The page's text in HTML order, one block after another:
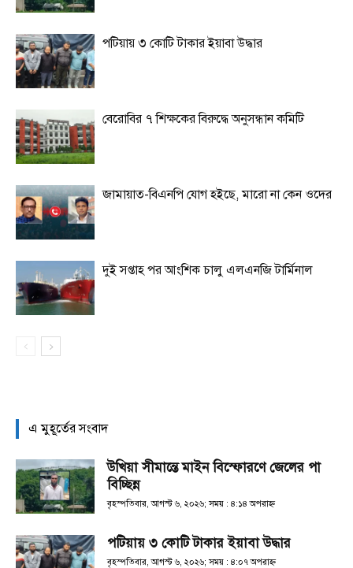
পটিয়ায় ৩ কোটি টাকার ইয়াবা উদ্ধার
বেরোবির ৭ শিক্ষকের বিরুদ্ধে অনুসন্ধান কমিটি
জামায়াত-বিএনপি যোগ হইছে, মারো না কেন ওদের
দুই সপ্তাহ পর আংশিক চালু এলএনজি টার্মিনাল
এ মুহূর্তের সংবাদ
উখিয়া সীমান্তে মাইন বিস্ফোরণে জেলের পা
বিচ্ছিন্ন
বৃহস্পতিবার, আগস্ট ৬, ২০২৬; সময় : ৪:১৪ অপরাহ্ণ
পটিয়ায় ৩ কোটি টাকার ইয়াবা উদ্ধার
বৃহস্পতিবার, আগস্ট ৬, ২০২৬; সময় : ৪:০৭ অপরাহ্ণ